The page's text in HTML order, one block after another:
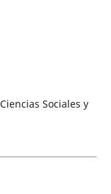
Sociales y